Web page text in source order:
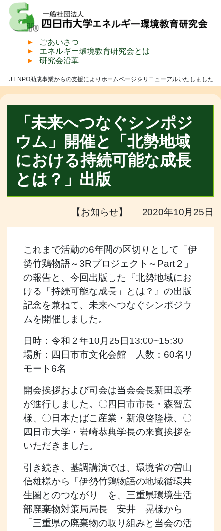
ごあいさつ
エネルギー環境教育研究会とは
研究会沿革
JT NPO助成事業からの支援によりホームページをリニューアルいたしました
「未来へつなぐシンポジ
ウム」開催と「北勢地域
における持続可能な成長
とは？」出版
【お知らせ】 2020年10月25日
これまで活動の6年間の区切りとして「伊
勢竹鶏物語～3Rプロジェクト～Part２」
の報告と、今回出版した『北勢地域にお
ける「持続可能な成長」とは？』の出版
記念を兼ねて、未来へつなぐシンポジウ
ムを開催しました。
日時：令和２年10月25日13:00~15:30
場所：四日市市文化会館 人数：60名リ
モート6名
開会挨拶および司会は当会会長新田義孝
が進行しました。〇四日市市長・森智広
様、〇日本たばこ産業・新浪啓隆様、〇
四日市大学・岩崎恭典学長の来賓挨拶を
いただきました。
引き続き、基調講演では、環境省の曽山
信雄様から「伊勢竹鶏物語の地域循環共
生圏とのつながり」を、三重県環境生活
部廃棄物対策局局長 安井 晃様から
「三重県の廃棄物の取り組みと当会の活